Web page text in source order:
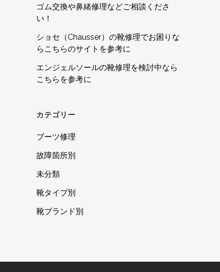
ゴム交換や鼻緒修理などご相談くださ
い！
ショセ（Chausser）の靴修理でお困りな
らこちらのサイトを参考に
エンジェルソールの靴修理を検討中なら
こちらを参考に
カテゴリー
ブーツ修理
故障箇所別
未分類
靴タイプ別
靴ブランド別